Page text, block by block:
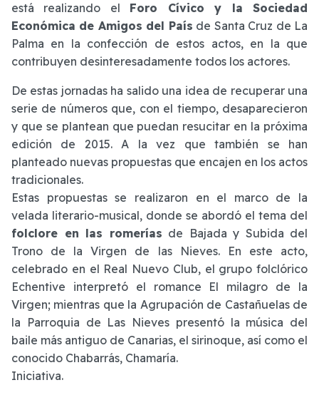
está realizando el Foro Cívico y la Sociedad
Económica de Amigos del País de Santa Cruz de La
Palma en la confección de estos actos, en la que
contribuyen desinteresadamente todos los actores.
De estas jornadas ha salido una idea de recuperar una
serie de números que, con el tiempo, desaparecieron
y que se plantean que puedan resucitar en la próxima
edición de 2015. A la vez que también se han
planteado nuevas propuestas que encajen en los actos
tradicionales.
Estas propuestas se realizaron en el marco de la
velada literario-musical, donde se abordó el tema del
folclore en las romerías de Bajada y Subida del
Trono de la Virgen de las Nieves. En este acto,
celebrado en el Real Nuevo Club, el grupo folclórico
Echentive interpretó el romance El milagro de la
Virgen; mientras que la Agrupación de Castañuelas de
la Parroquia de Las Nieves presentó la música del
baile más antiguo de Canarias, el sirinoque, así como el
conocido Chabarrás, Chamaría.
Iniciativa.